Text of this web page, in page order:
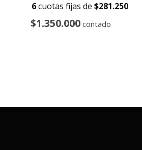
6cuotas fijas de$281.250
$1.350.000 contado